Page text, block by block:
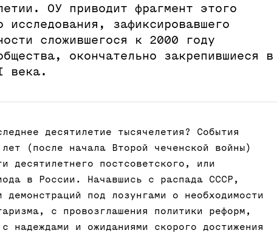
ОУ приводит фрагмент этого
исследования, зафиксировавшего
сложившегося к 2000 году
окончательно закрепившиеся в
века.
десятилетие тысячелетия? События
лет (после начала Второй чеченской войны)
десятилетнего постсоветского, или
в России. Начавшись с распада СССР,
демонстраций под лозунгами о необходимости
с провозглашения политики реформ,
надеждами и ожиданиями скорого достижения